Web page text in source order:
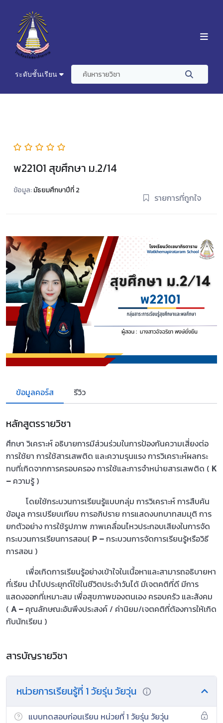
ระดับชั้นเรียน
พ22101 สุขศึกษา ม.2/14
ข้อมูล:มัธยมศึกษาปีที่ 2
รายการที่ถูกใจ
ข้อมูลคอร์ส รีวิว
หลักสูตรรายวิชา
ศึกษา วิเคราะห์ อธิบายการมีส่วนร่วมในการป้องกันความเสี่ยงต่อ
การใช้ยา การใช้สารเสพติด และความรุนแรง การวิเคราะห์ผลกระ
ทบที่เกิดจากการครอบครอง การใช้และการจำหน่ายสารเสพติด ( K
– ความรู้ )
โดยใช้กระบวนการเรียนรู้แบบกลุ่ม การวิเคราะห์ การสืบค้น
ข้อมูล การเปรียบเทียบ การอภิปราย การแสดงบทบาทสมมุติ การ
ยกตัวอย่าง การใช้รูปภาพ ภาพเคลื่อนไหวประกอบเสียงในการจัด
กระบวนการเรียนการสอน( P –กระบวนการจัดการเรียนรู้หรือวิธี
การสอน )
เพื่อเกิดการเรียนรู้อย่างเข้าใจในเนื้อหาและสามารถอธิบายหา
ที่เรียน นำไปประยุกต์ใช่ในชีวิตประจำวันได้ มีเจตคติที่ดี มีการ
แสดงออกที่เหมาะสม เพื่อสุขภาพของตนเอง ครอบครัว และสังคม
( A – คุณลักษณะอันพึงประสงค์ / ค่านิยม/เจตคติที่ต้องการให้เกิด
กับนักเรียน )
สารบัญรายวิชา
หน่วยการเรียนรู้ที่ 1 วัยรุ่น วัยวุ่น
แบบทดสอบก่อนเรียน หน่วยที่ 1 วัยรุ่น วัยวุ่น